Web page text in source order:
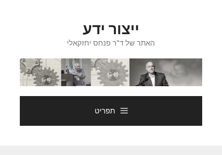
ייצור ידע
האתר של ד"ר פנחס יחזקאלי
תפריט